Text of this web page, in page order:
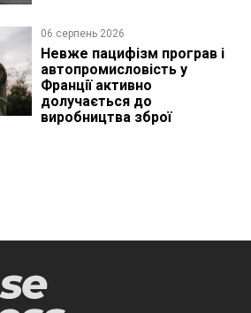
06 серпень 2026
Невже пацифізм програв і
автопромисловість у
Франції активно
долучається до
виробництва зброї